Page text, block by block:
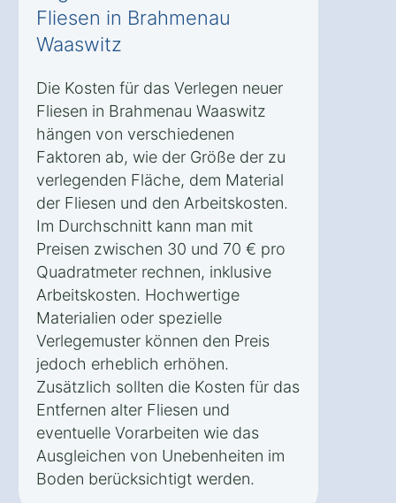
Fliesen in Brahmenau
Waaswitz
Die Kosten für das Verlegen neuer
Fliesen in Brahmenau Waaswitz
hängen von verschiedenen
Faktoren ab, wie der Größe der zu
verlegenden Fläche, dem Material
der Fliesen und den Arbeitskosten.
Im Durchschnitt kann man mit
Preisen zwischen 30 und 70 € pro
Quadratmeter rechnen, inklusive
Arbeitskosten. Hochwertige
Materialien oder spezielle
Verlegemuster können den Preis
jedoch erheblich erhöhen.
Zusätzlich sollten die Kosten für das
Entfernen alter Fliesen und
eventuelle Vorarbeiten wie das
Ausgleichen von Unebenheiten im
Boden berücksichtigt werden.